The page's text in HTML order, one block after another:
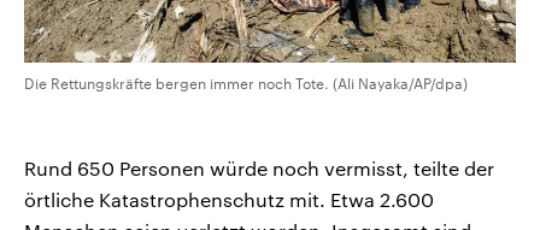
Die Rettungskräfte bergen immer noch Tote. (Ali Nayaka/AP/dpa)
Rund 650 Personen würde noch vermisst, teilte der
örtliche Katastrophenschutz mit. Etwa 2.600